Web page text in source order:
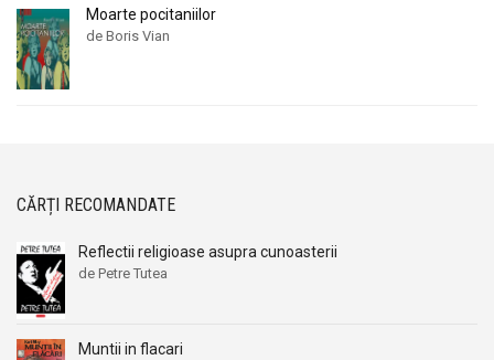
Moarte pocitaniilor
de Boris Vian
CĂRȚI RECOMANDATE
Reflectii religioase asupra cunoasterii
de Petre Tutea
Muntii in flacari